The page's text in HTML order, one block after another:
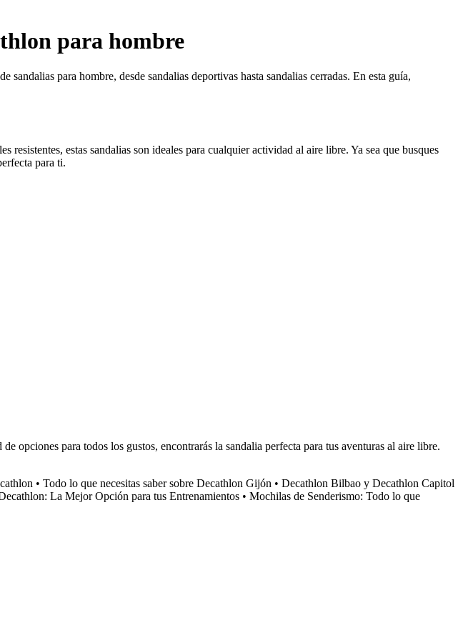
para hombre
para hombre, desde sandalias deportivas hasta sandalias cerradas. En esta guía,
estas sandalias son ideales para cualquier actividad al aire libre. Ya sea que busques
para ti.
opciones para todos los gustos, encontrarás la sandalia perfecta para tus aventuras al aire libre.
• Todo lo que necesitas saber sobre Decathlon Gijón • Decathlon Bilbao y Decathlon Capitol
La Mejor Opción para tus Entrenamientos • Mochilas de Senderismo: Todo lo que